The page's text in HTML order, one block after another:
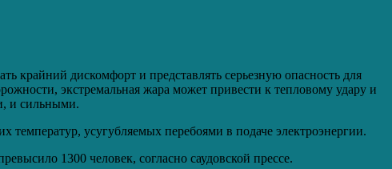
крайний дискомфорт и представлять серьезную опасность для
экстремальная жара может привести к тепловому удару и
и сильными.
усугубляемых перебоями в подаче электроэнергии.
1300 человек, согласно саудовской прессе.